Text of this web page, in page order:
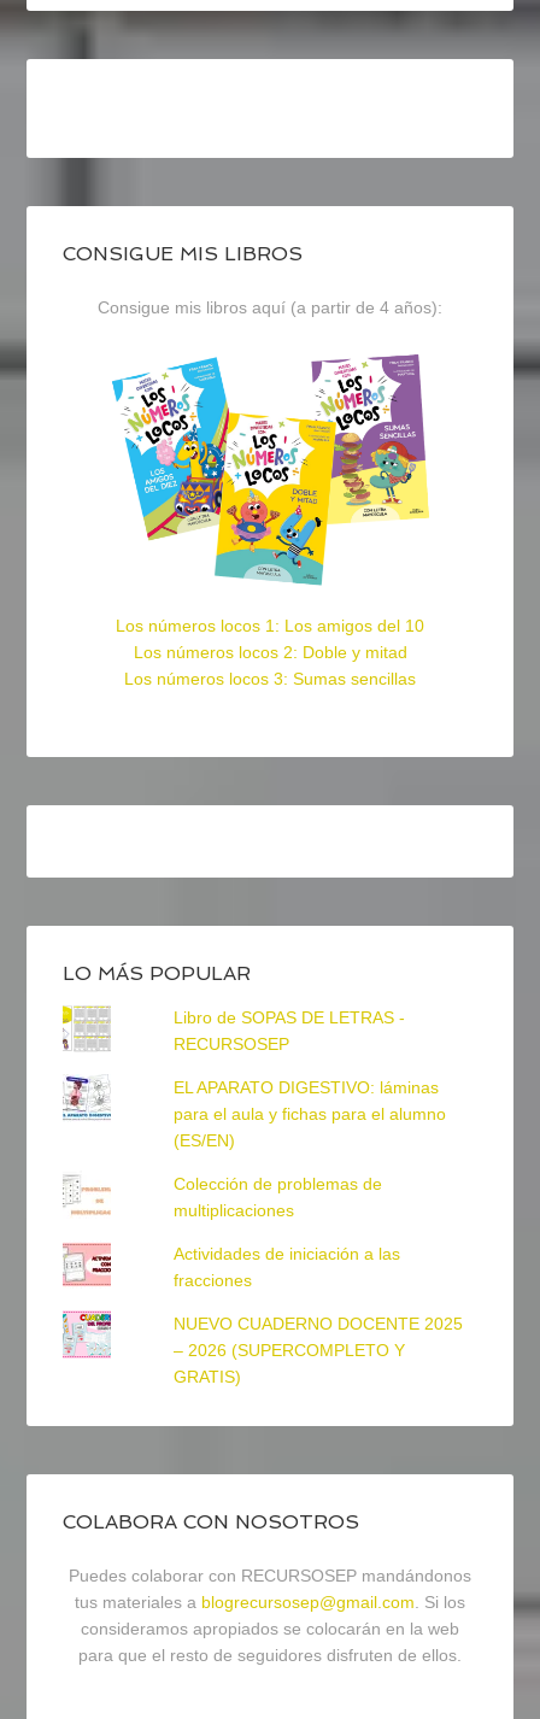
CONSIGUE MIS LIBROS
Consigue mis libros aquí (a partir de 4 años):
Los números locos 1: Los amigos del 10
Los números locos 2: Doble y mitad
Los números locos 3: Sumas sencillas
LO MÁS POPULAR
Libro de SOPAS DE LETRAS -
RECURSOSEP
EL APARATO DIGESTIVO: láminas
para el aula y fichas para el alumno
(ES/EN)
Colección de problemas de
multiplicaciones
Actividades de iniciación a las
fracciones
NUEVO CUADERNO DOCENTE 2025
– 2026 (SUPERCOMPLETO Y
GRATIS)
COLABORA CON NOSOTROS
Puedes colaborar con RECURSOSEP mandándonos
tus materiales a blogrecursosep@gmail.com. Si los
consideramos apropiados se colocarán en la web
para que el resto de seguidores disfruten de ellos.